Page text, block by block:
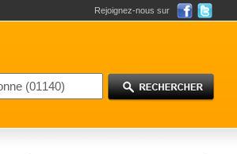
Rejoignez-nous sur